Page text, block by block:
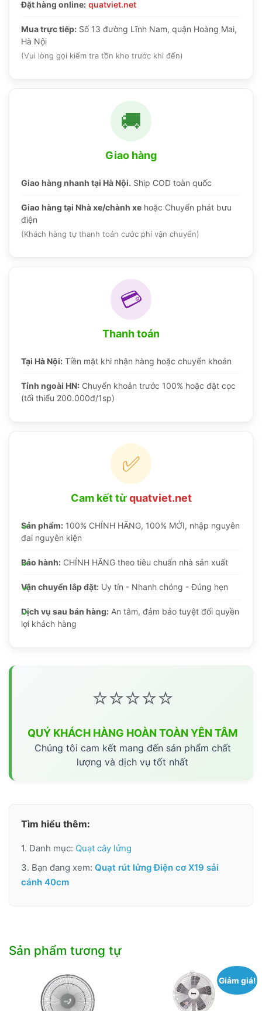
Đặt hàng online: quatviet.net
Mua trực tiếp: Số 13 đường Lĩnh Nam, quận Hoàng Mai,
Hà Nội
(Vui lòng gọi kiểm tra tồn kho trước khi đến)
🚚
Giao hàng
Giao hàng nhanh tại Hà Nội. Ship COD toàn quốc
Giao hàng tại Nhà xe/chành xe hoặc Chuyển phát bưu
điện
(Khách hàng tự thanh toán cước phí vận chuyển)
💳
Thanh toán
Tại Hà Nội: Tiền mặt khi nhận hàng hoặc chuyển khoản
Tỉnh ngoài HN: Chuyển khoản trước 100% hoặc đặt cọc
(tối thiểu 200.000đ/1sp)
✅
Cam kết từquatviet.net
Sản phẩm: 100% CHÍNH HÃNG, 100% MỚI, nhập nguyên
đai nguyên kiện
Bảo hành: CHÍNH HÃNG theo tiêu chuẩn nhà sản xuất
Vận chuyển lắp đặt: Uy tín - Nhanh chóng - Đúng hẹn
Dịch vụ sau bán hàng: An tâm, đảm bảo tuyệt đối quyền
lợi khách hàng
⭐⭐⭐⭐⭐
QUÝ KHÁCH HÀNG HOÀN TOÀN YÊN TÂM
Chúng tôi cam kết mang đến sản phẩm chất
lượng và dịch vụ tốt nhất
Tìm hiểu thêm:
1. Danh mục: Quạt cây lửng
3. Bạn đang xem: Quạt rút lửng Điện cơ X19 sải
cánh 40cm
Sản phẩm tương tự
Giảm giá!